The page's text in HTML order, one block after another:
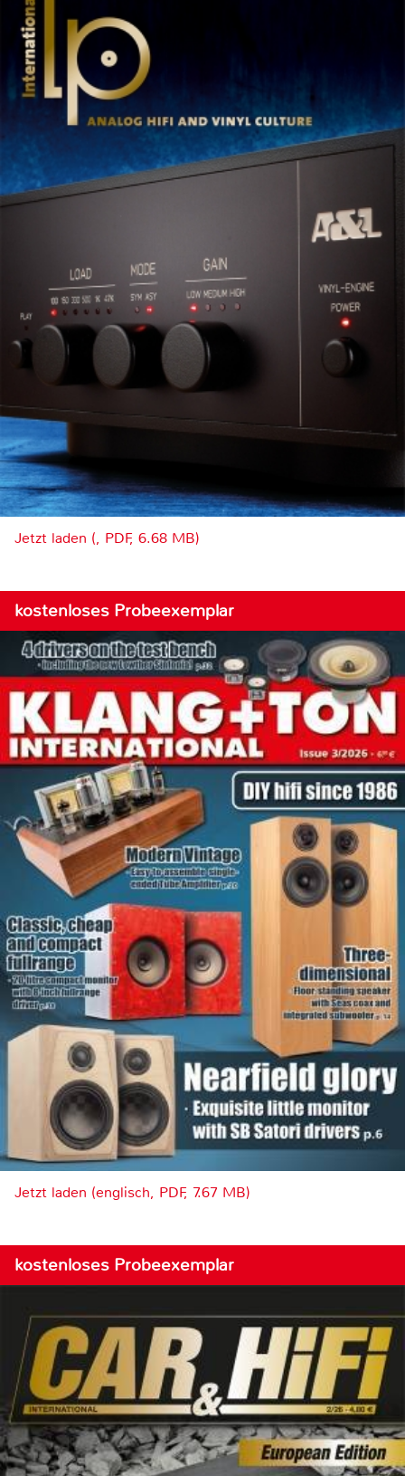
Jetzt laden (, PDF, 6.68 MB)
kostenloses Probeexemplar
Jetzt laden (englisch, PDF, 7.67 MB)
kostenloses Probeexemplar